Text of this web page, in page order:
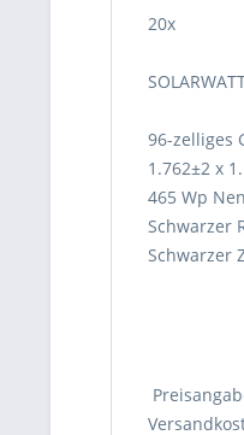
20x
96-zelliges
1.762±2 x
465 Wp
Schwarzer
Schwarzer